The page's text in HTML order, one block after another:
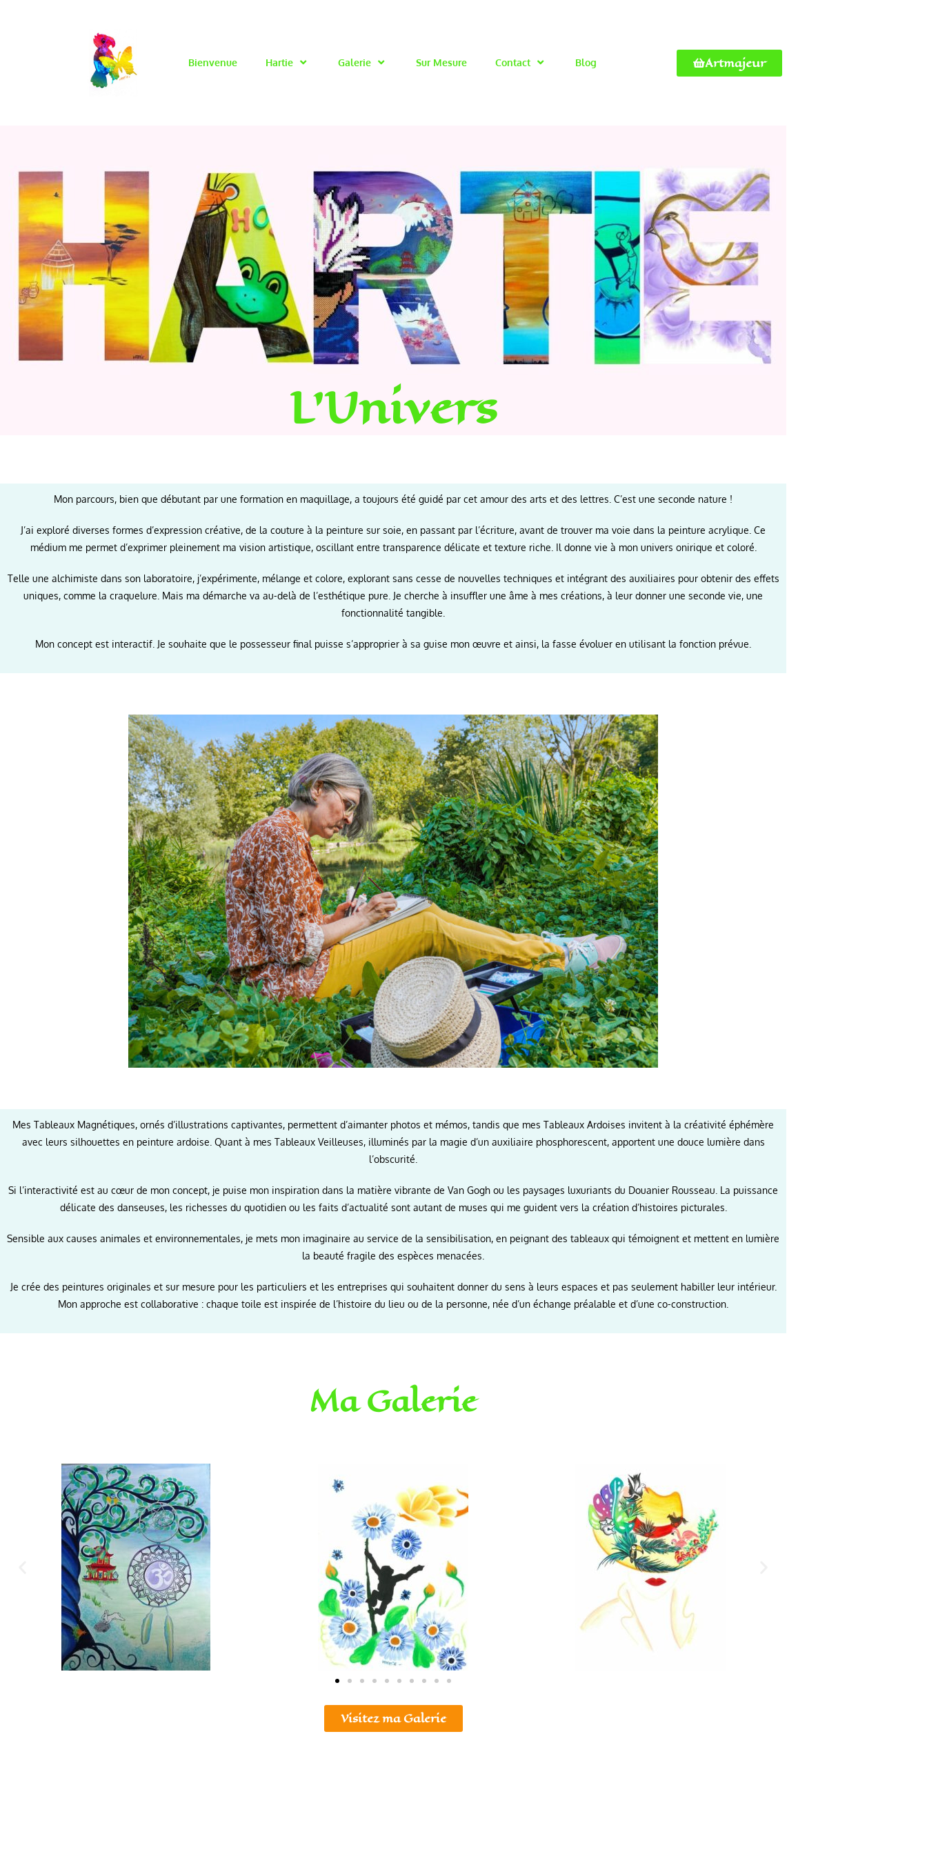
Bienvenue Hartie Galerie Sur Mesure Contact Blog Artmajeur
L'Univers
Mon parcours, bien que débutant par une formation en maquillage, a toujours été guidé par cet amour des arts et des lettres. C’est une seconde nature !
J’ai exploré diverses formes d’expression créative, de la couture à la peinture sur soie, en passant par l’écriture, avant de trouver ma voie dans la peinture acrylique. Ce
médium me permet d’exprimer pleinement ma vision artistique, oscillant entre transparence délicate et texture riche. Il donne vie à mon univers onirique et coloré.
Telle une alchimiste dans son laboratoire, j’expérimente, mélange et colore, explorant sans cesse de nouvelles techniques et intégrant des auxiliaires pour obtenir des effets
uniques, comme la craquelure. Mais ma démarche va au-delà de l’esthétique pure. Je cherche à insuffler une âme à mes créations, à leur donner une seconde vie, une
fonctionnalité tangible.
Mon concept est interactif. Je souhaite que le possesseur final puisse s’approprier à sa guise mon œuvre et ainsi, la fasse évoluer en utilisant la fonction prévue.
Mes Tableaux Magnétiques, ornés d’illustrations captivantes, permettent d’aimanter photos et mémos, tandis que mes Tableaux Ardoises invitent à la créativité éphémère
avec leurs silhouettes en peinture ardoise. Quant à mes Tableaux Veilleuses, illuminés par la magie d’un auxiliaire phosphorescent, apportent une douce lumière dans
l’obscurité.
Si l’interactivité est au cœur de mon concept, je puise mon inspiration dans la matière vibrante de Van Gogh ou les paysages luxuriants du Douanier Rousseau. La puissance
délicate des danseuses, les richesses du quotidien ou les faits d’actualité sont autant de muses qui me guident vers la création d’histoires picturales.
Sensible aux causes animales et environnementales, je mets mon imaginaire au service de la sensibilisation, en peignant des tableaux qui témoignent et mettent en lumière
la beauté fragile des espèces menacées.
Je crée des peintures originales et sur mesure pour les particuliers et les entreprises qui souhaitent donner du sens à leurs espaces et pas seulement habiller leur intérieur.
Mon approche est collaborative : chaque toile est inspirée de l’histoire du lieu ou de la personne, née d’un échange préalable et d’une co-construction.
Ma Galerie
Visitez ma Galerie